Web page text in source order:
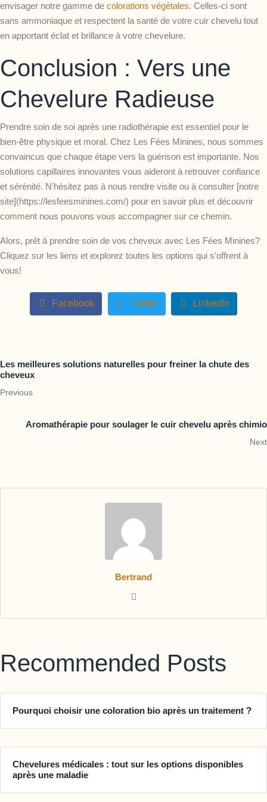
envisager notre gamme de colorations végétales. Celles-ci sont
sans ammoniaque et respectent la santé de votre cuir chevelu tout
en apportant éclat et brillance à votre chevelure.
Conclusion : Vers une
Chevelure Radieuse
Prendre soin de soi après une radiothérapie est essentiel pour le
bien-être physique et moral. Chez Les Fées Minines, nous sommes
convaincus que chaque étape vers la guérison est importante. Nos
solutions capillaires innovantes vous aideront à retrouver confiance
et sérénité. N’hésitez pas à nous rendre visite ou à consulter [notre
site](https://lesfeesminines.com/) pour en savoir plus et découvrir
comment nous pouvons vous accompagner sur ce chemin.
Alors, prêt à prendre soin de vos cheveux avec Les Fées Minines?
Cliquez sur les liens et explorez toutes les options qui s’offrent à
vous!
Facebook Twitter LinkedIn
Les meilleures solutions naturelles pour freiner la chute des
cheveux
Previous
Aromathérapie pour soulager le cuir chevelu après chimio
Next
Bertrand
Recommended Posts
Pourquoi choisir une coloration bio après un traitement ?
Chevelures médicales : tout sur les options disponibles
après une maladie